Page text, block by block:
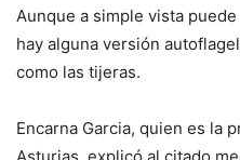
Aunque a simple vista
hay alguna versión
como las tijeras.
Encarna Garcia, quien es la